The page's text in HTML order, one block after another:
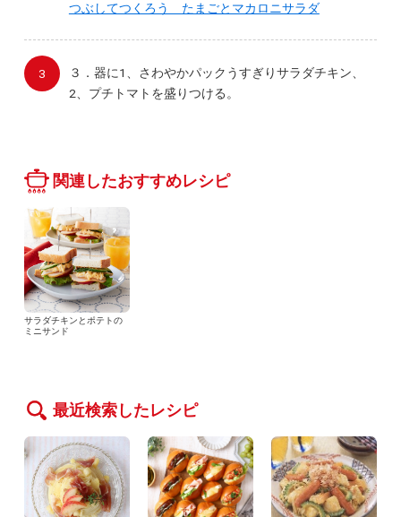
つぶしてつくろう たまごとマカロニサラダ
３．器に1、さわやかパックうすぎりサラダチキン、
2、プチトマトを盛りつける。
関連したおすすめレシピ
サラダチキンとポテトの
ミニサンド
最近検索したレシピ